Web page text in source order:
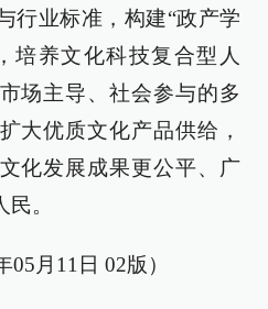
行业标准，构建“政产学
培养文化科技复合型人
场主导、社会参与的多
大优质文化产品供给，
化发展成果更公平、广
。
05月11日 02版）